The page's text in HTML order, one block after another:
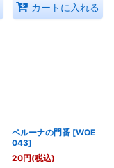
カートに入れる
ベルーナの門番 [WOE
043]
20円(税込)